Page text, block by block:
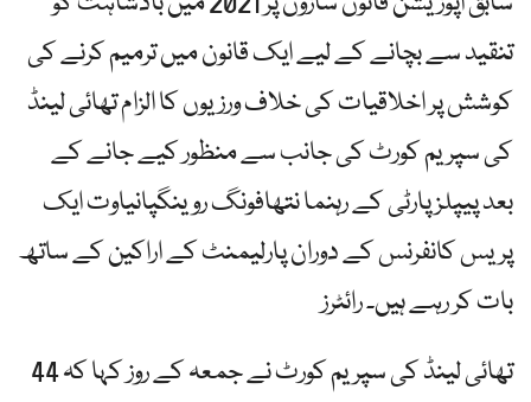
تنقید سے بچانے کے لیے ایک قانون میں ترمیم کرنے کی
کوشش پر اخلاقیات کی خلاف ورزیوں کا الزام تھائی لینڈ
کی سپریم کورٹ کی جانب سے منظور کیے جانے کے
بعد پیپلز پارٹی کے رہنما نتھافونگ روینگپانیاوت ایک
پریس کانفرنس کے دوران پارلیمنٹ کے اراکین کے ساتھ
بات کر رہے ہیں۔ رائٹرز
تھائی لینڈ کی سپریم کورٹ نے جمعہ کے روز کہا کہ 44